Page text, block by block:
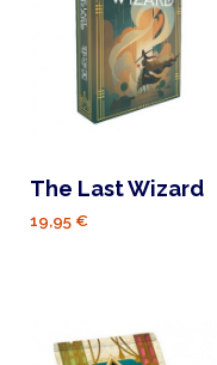
The Last Wizard
19,95 €